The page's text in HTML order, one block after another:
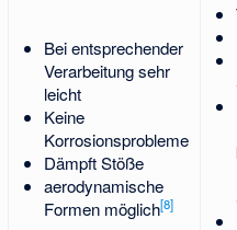
Bei entsprechender
Verarbeitung sehr
leicht
Keine
Korrosionsprobleme
Dämpft Stöße
aerodynamische
Formen möglich[8]